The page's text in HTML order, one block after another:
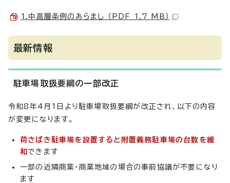
1.中高層条例のあらまし （PDF 1.7 MB）
最新情報
駐車場取扱要綱の一部改正
令和8年4月1日より駐車場取扱要綱が改正され、以下の内容
が変更になります。
荷さばき駐車場を設置すると附置義務駐車場の台数を緩
和できます
一部の近隣商業・商業地域の場合の事前協議が不要になり
ます